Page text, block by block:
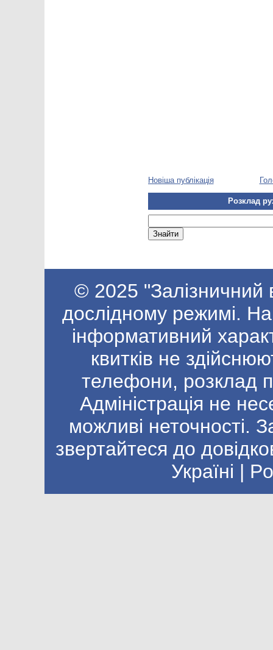
Новіша публікація
Розклад
© 2025
дослідному режимі.
інформативний
квитків не
телефони, розклад
Адміністрація не
можливі неточності.
звертайтеся до
Україні |